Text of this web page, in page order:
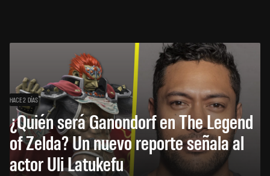
HACE 2 DÍAS
¿Quién será Ganondorf en The Legend
of Zelda? Un nuevo reporte señala al
actor Uli Latukefu